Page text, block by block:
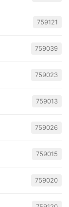
759121
759039
759023
759013
759026
759015
759020